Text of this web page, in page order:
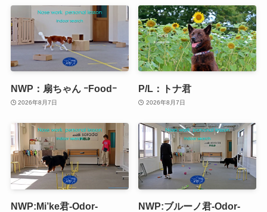
NWP：扇ちゃん ｰFoodｰ
2026年8月7日
P/L：トナ君
2026年8月7日
NWP:Mi’ke君-Odor- NWP:ブルーノ君-Odor-